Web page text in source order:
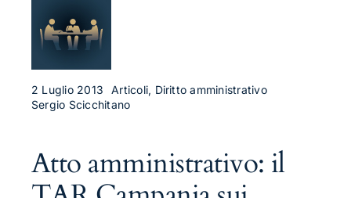
Approfondimenti
Contatti
2 Luglio 2013
Articoli, Diritto amministrativo
Sergio Scicchitano
Atto amministrativo: il